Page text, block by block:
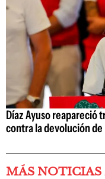
Díaz Ayuso reapareció
contra la devolución
MÁS NOTICIAS